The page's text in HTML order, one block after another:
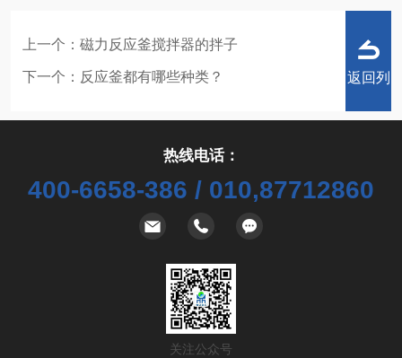
上一个： 磁力反应釜搅拌器的拌子
下一个： 反应釜都有哪些种类？ 返回列
热线电话：
400-6658-386 / 010,87712860
关注公众号